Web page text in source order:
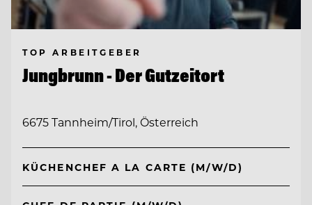
TOP ARBEITGEBER
Jungbrunn - Der Gutzeitort
6675 Tannheim/Tirol, Österreich
KÜCHENCHEF A LA CARTE (M/W/D)